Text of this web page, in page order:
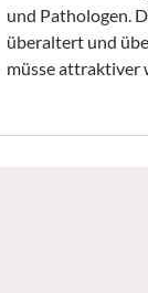
und Pathologen.
überaltert und
müsse attraktiver